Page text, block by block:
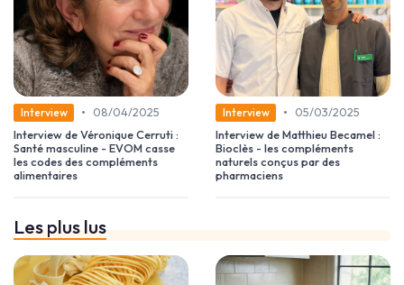
Interview •
08/04/2025
Interview de Véronique Cerruti :
Santé masculine - EVOM casse
les codes des compléments
alimentaires
Interview •
05/03/2025
Interview de Matthieu Becamel :
Bioclès - les compléments
naturels conçus par des
pharmaciens
Les plus lus